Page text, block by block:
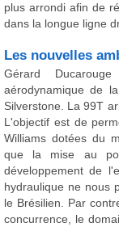
plus arrondi afin de
dans la longue ligne
Les nouvelles
Gérard
aérodynamique de
Silverstone. La 99T
L'objectif est de
Williams dotées du
que la mise au
développement de
hydraulique ne nous
le Brésilien. Par
concurrence, le